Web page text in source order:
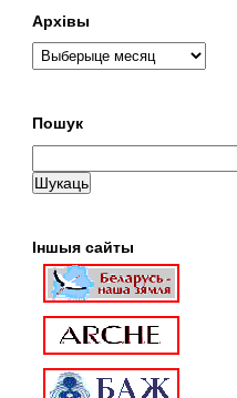
Архівы
Пошук
Іншыя сайты